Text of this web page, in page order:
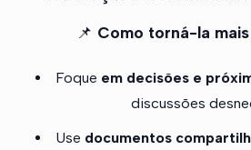
📌 Como torná-la
Foque em decisões e
discussões
Use documentos